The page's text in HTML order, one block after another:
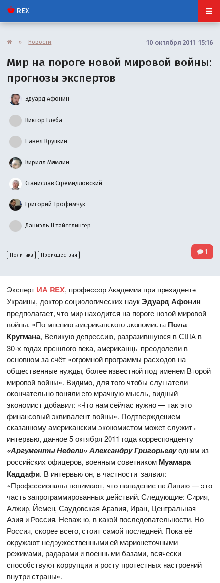
REX
» Новости 10 октября 2011 15:16
Мир на пороге новой мировой войны:
прогнозы экспертов
Эдуард Афонин
Виктор Глеба
Павел Крупкин
Кирилл Мямлин
Станислав Стремидловский
Григорий Трофимчук
Даниэль Штайсслингер
Политика Происшествия 1
Эксперт ИА REX, профессор Академии при президенте
Украины, доктор социологических наукЭдуард Афонин
предполагает, что мир находится на пороге новой мировой
войны. «По мнению американского экономиста Пола
Кругмана, Великую депрессию, разразившуюся в США в
30-х годах прошлого века, американцы преодолели в
основном за счёт «огромной программы расходов на
общественные нужды, более известной под именем Второй
мировой войны». Видимо, для того чтобы слушатели
окончательно поняли его мрачную мысль, видный
экономист добавил: «Что нам сейчас нужно — так это
финансовый эквивалент войны». Подтверждением
сказанному американским экономистом может служить
интервью, данное 5 октября 2011 года корреспонденту
«Аргументы Недели» Александру Григорьевуодним из
российских офицеров, военным советником Муамара
Каддафи. В интервью он, в частности, заявил:
«Профессионалы понимают, что нападение на Ливию — это
часть запрограммированных действий. Следующие: Сирия,
Алжир, Йемен, Саудовская Аравия, Иран, Центральная
Азия и Россия. Неважно, в какой последовательности. Но
Россия, скорее всего, стоит самой последней. Пока её
окружают недружественными ей марионеточными
режимами, радарами и военными базами, всячески
способствуют коррупции и росту протестных настроений
внутри страны».